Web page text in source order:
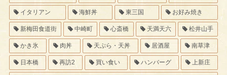
イタリアン 海鮮丼 東三国 お好み焼き
新梅田食道街 中崎町 心斎橋 天満天六 松井山手
かき氷 肉丼 天ぷら・天丼 居酒屋 南草津
日本橋 再訪2 買い食い ハンバーグ 上新庄